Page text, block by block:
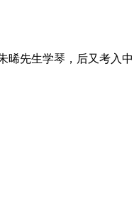
晞先生学琴，后又考入中